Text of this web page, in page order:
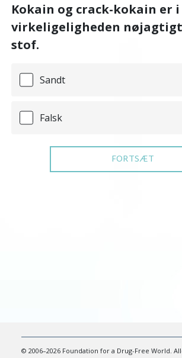
Kokain og crack-kokain er i
virkeligeligheden
stof.
Sandt
Falsk
FORTSÆT
© 2006–2026 Foundation for a Drug-Free World.